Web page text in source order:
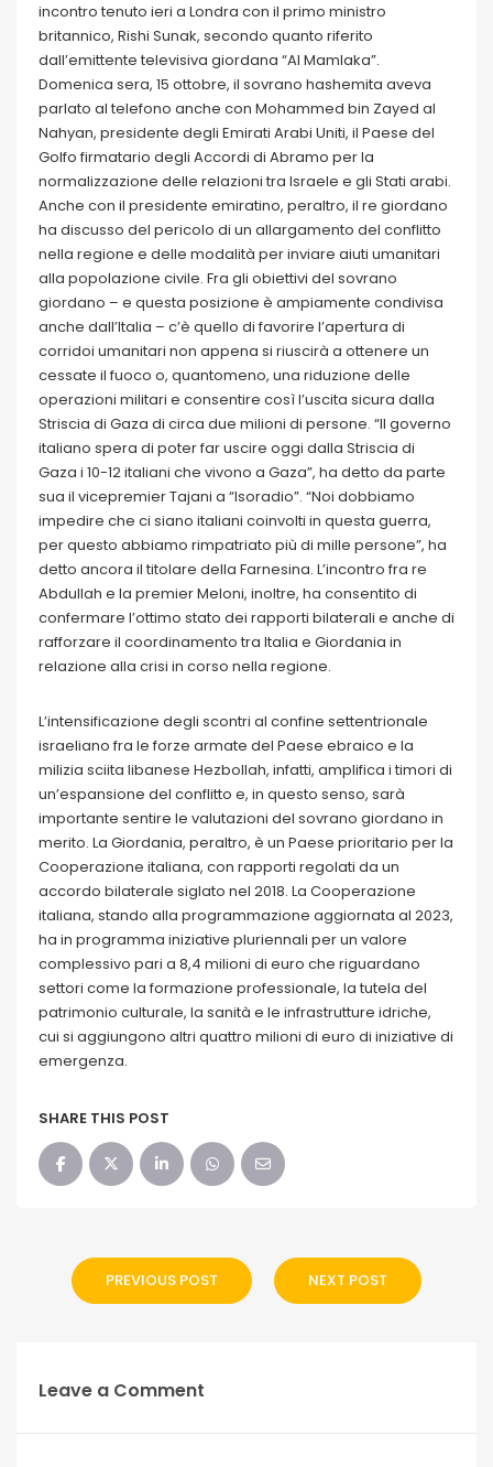
incontro tenuto ieri a Londra con il primo ministro
britannico, Rishi Sunak, secondo quanto riferito
dall’emittente televisiva giordana “Al Mamlaka”.
Domenica sera, 15 ottobre, il sovrano hashemita aveva
parlato al telefono anche con Mohammed bin Zayed al
Nahyan, presidente degli Emirati Arabi Uniti, il Paese del
Golfo firmatario degli Accordi di Abramo per la
normalizzazione delle relazioni tra Israele e gli Stati arabi.
Anche con il presidente emiratino, peraltro, il re giordano
ha discusso del pericolo di un allargamento del conflitto
nella regione e delle modalità per inviare aiuti umanitari
alla popolazione civile. Fra gli obiettivi del sovrano
giordano – e questa posizione è ampiamente condivisa
anche dall’Italia – c’è quello di favorire l’apertura di
corridoi umanitari non appena si riuscirà a ottenere un
cessate il fuoco o, quantomeno, una riduzione delle
operazioni militari e consentire così l’uscita sicura dalla
Striscia di Gaza di circa due milioni di persone. “Il governo
italiano spera di poter far uscire oggi dalla Striscia di
Gaza i 10-12 italiani che vivono a Gaza”, ha detto da parte
sua il vicepremier Tajani a “Isoradio”. “Noi dobbiamo
impedire che ci siano italiani coinvolti in questa guerra,
per questo abbiamo rimpatriato più di mille persone”, ha
detto ancora il titolare della Farnesina. L’incontro fra re
Abdullah e la premier Meloni, inoltre, ha consentito di
confermare l’ottimo stato dei rapporti bilaterali e anche di
rafforzare il coordinamento tra Italia e Giordania in
relazione alla crisi in corso nella regione.
L’intensificazione degli scontri al confine settentrionale
israeliano fra le forze armate del Paese ebraico e la
milizia sciita libanese Hezbollah, infatti, amplifica i timori di
un’espansione del conflitto e, in questo senso, sarà
importante sentire le valutazioni del sovrano giordano in
merito. La Giordania, peraltro, è un Paese prioritario per la
Cooperazione italiana, con rapporti regolati da un
accordo bilaterale siglato nel 2018. La Cooperazione
italiana, stando alla programmazione aggiornata al 2023,
ha in programma iniziative pluriennali per un valore
complessivo pari a 8,4 milioni di euro che riguardano
settori come la formazione professionale, la tutela del
patrimonio culturale, la sanità e le infrastrutture idriche,
cui si aggiungono altri quattro milioni di euro di iniziative di
emergenza.
SHARE THIS POST
PREVIOUS POST NEXT POST
Leave a Comment